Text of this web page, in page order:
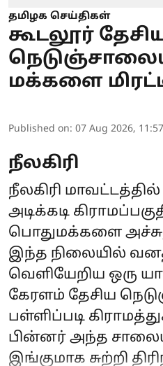
தமிழக செய்திகள்
கூடலூர்
மக்களை
Published on: 07 Aug 2026,
நீலகிரி
நீலகிரி
அடிக்கடி
பொதுமக்களை
இந்த நிலையில்
வெளியேறிய ஒரு
கேரளம் தேசிய
பள்ளிப்படி
பின்னர் அந்த
இங்குமாக சுற்றி